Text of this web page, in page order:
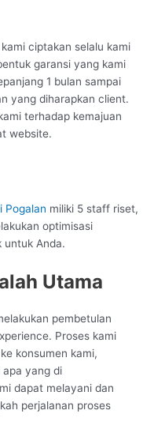
ciptakan selalu kami
garansi yang kami
1 bulan sampai
yang diharapkan client.
terhadap kemajuan
website.
Pogalan miliki 5 staff riset,
optimisasi
untuk Anda.
Utama
pembetulan
Proses kami
konsumen kami,
apa yang di
dapat melayani dan
perjalanan proses